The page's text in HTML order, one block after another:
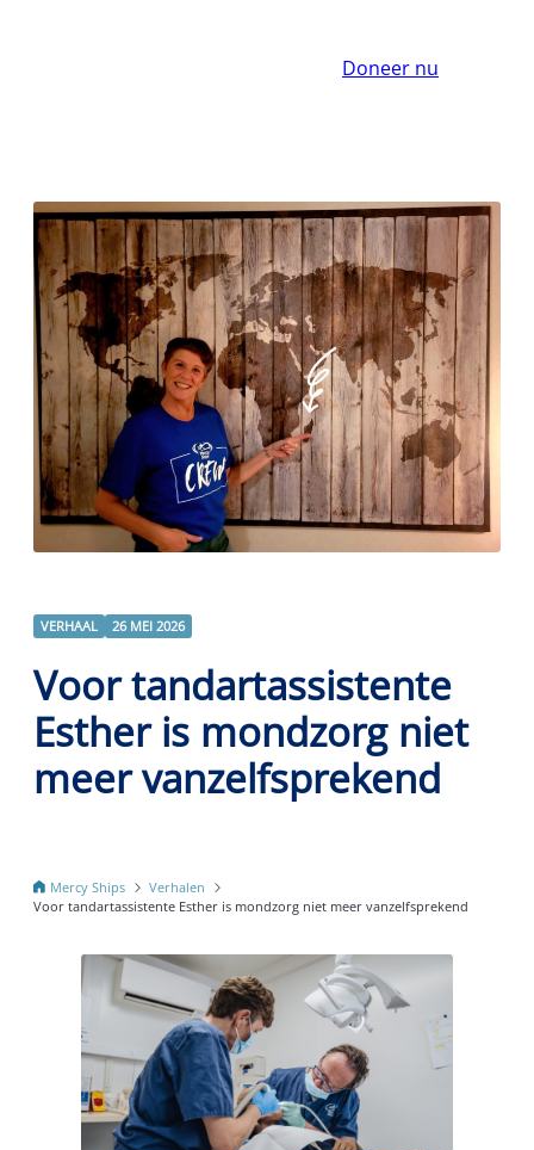
Doneer nu
VERHAAL 26 MEI 2026
Voor tandartassistente
Esther is mondzorg niet
meer vanzelfsprekend
Mercy Ships
Verhalen
Voor tandartassistente Esther is mondzorg niet meer vanzelfsprekend